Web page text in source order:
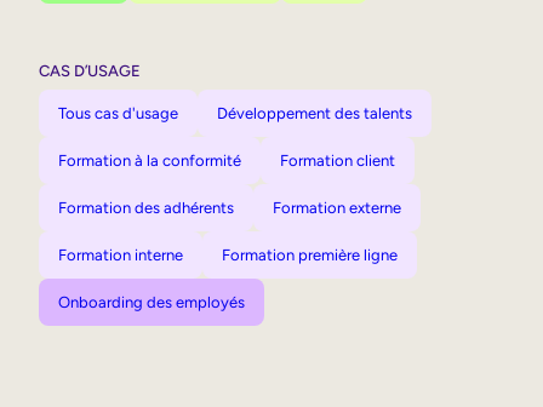
CAS D’USAGE
Tous cas d'usage Développement des talents
Formation à la conformité Formation client
Formation des adhérents Formation externe
Formation interne Formation première ligne
Onboarding des employés